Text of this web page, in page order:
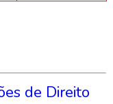
de Direito